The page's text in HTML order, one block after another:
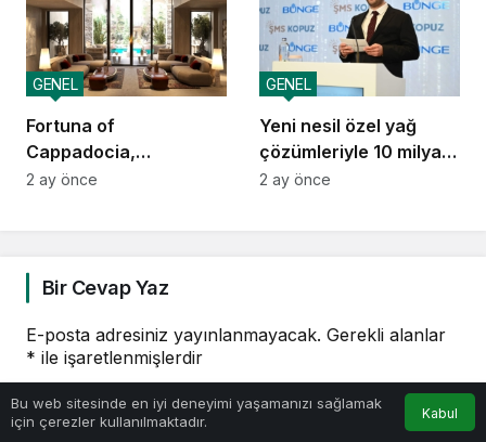
Fortuna of
Cappadocia,
Autograph Collection
GENEL
2 ay önce
Yeni nesil özel yağ
çözümleriyle 10 milyar
dolarlık ihracat vizyonu
GENEL
2 ay önce
Bir Cevap Yaz
E-posta adresiniz yayınlanmayacak. Gerekli alanlar
* ile işaretlenmişlerdir
YORUMUNUZ*
Bu web sitesinde en iyi deneyimi yaşamanızı sağlamak
için çerezler kullanılmaktadır.
Kabul
Anasayfa Akış Bildirimler
0